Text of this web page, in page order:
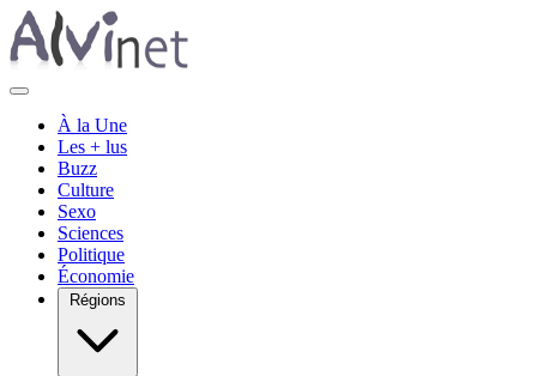
À la Une
Les + lus
Buzz
Culture
Sexo
Sciences
Politique
Économie
Régions